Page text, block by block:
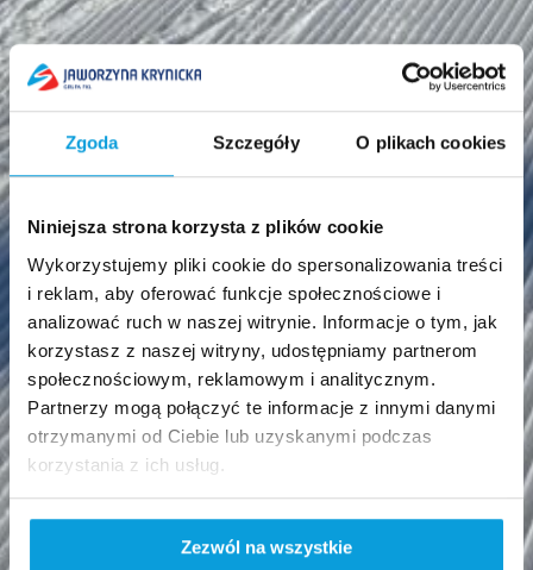
Zgoda Szczegóły O plikach cookies
Niniejsza strona korzysta z plików cookie
Wykorzystujemy pliki cookie do spersonalizowania treści
i reklam, aby oferować funkcje społecznościowe i
analizować ruch w naszej witrynie. Informacje o tym, jak
korzystasz z naszej witryny, udostępniamy partnerom
społecznościowym, reklamowym i analitycznym.
Partnerzy mogą połączyć te informacje z innymi danymi
otrzymanymi od Ciebie lub uzyskanymi podczas
korzystania z ich usług.
Zezwól na wszystkie